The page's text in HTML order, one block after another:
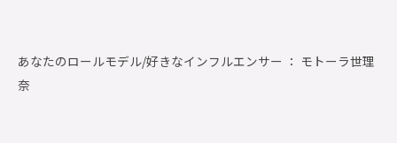
あなたのロールモデル/好きなインフルエンサー ： モトーラ世理
奈